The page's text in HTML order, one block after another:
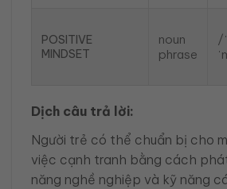
POSITIVE
MINDSET
noun
phrase
/
Dịch câu trả lời:
Người trẻ có thể chuẩn bị cho
việc cạnh tranh bằng cách
năng nghề nghiệp và kỹ năng